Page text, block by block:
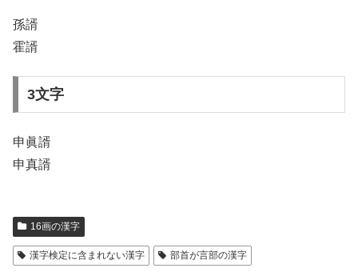
孫諝
霍諝
3文字
申眞諝
申真諝
16画の漢字
漢字検定に含まれない漢字 部首が言部の漢字